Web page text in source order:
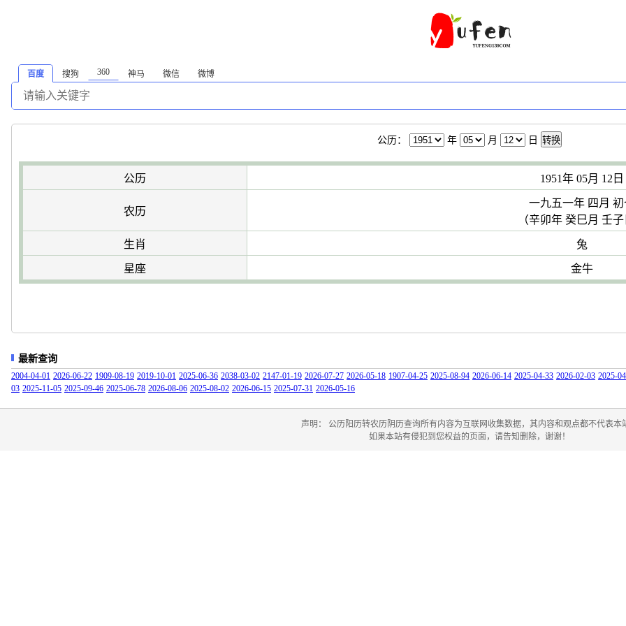
百度 搜狗 360 神马 微信 微博
公历： 年 月 日 转换
公历 1951年 05月 12日
农历
一九五一年 四月 初
（辛卯年 癸巳月 壬子
生肖 兔
星座 金牛
最新查询
2004-04-01 2026-06-22 1909-08-19 2019-10-01 2025-06-36 2038-03-02 2147-01-19 2026-07-27 2026-05-18 1907-04-25 2025-08-94 2026-06-14 2025-04-33 2026-02-03 2025-
03 2025-11-05 2025-09-46 2025-06-78 2026-08-06 2025-08-02 2026-06-15 2025-07-31 2026-05-16
声明： 公历阳历转农历阴历查询所有内容为互联网收集数据，其内容和观点都不代表本
如果本站有侵犯到您权益的页面，请告知删除，谢谢！